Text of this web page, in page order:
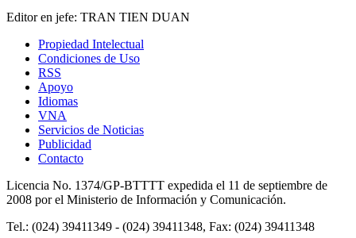
Editor en jefe: TRAN TIEN DUAN
Propiedad Intelectual
Condiciones de Uso
RSS
Apoyo
Idiomas
VNA
Servicios de Noticias
Publicidad
Contacto
Licencia No. 1374/GP-BTTTT expedida el 11 de septiembre de
2008 por el Ministerio de Información y Comunicación.
Tel.: (024) 39411349 - (024) 39411348, Fax: (024) 39411348